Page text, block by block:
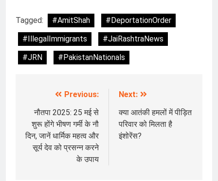
Tagged: #AmitShah
#DeportationOrder
#IllegalImmigrants
#JaiRashtraNews
#JRN
#PakistanNationals
navigation
Previous:
नौतपा 2025: 25 मई से
शुरू होंगे भीषण गर्मी के नौ
दिन, जानें धार्मिक महत्व और
सूर्य देव को प्रसन्न करने
के उपाय
Next:
क्या आतंकी हमलों में पीड़ित
परिवार को मिलता है
इंशोरेंस?